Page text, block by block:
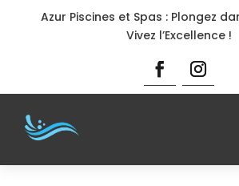
Azur Piscines et Spas : Plongez
Vivez l’Excellence !